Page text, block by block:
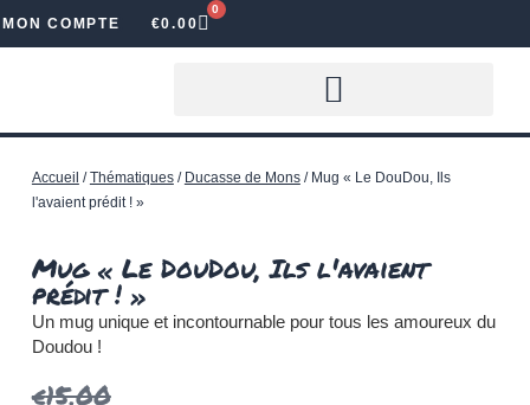
MON COMPTE €0.00
0
Accueil /Thématiques/ Ducasse de Mons/ Mug « Le DouDou, Ils
l'avaient prédit ! »
Mug « Le DouDou, Ils l'avaient
prédit ! »
Un mug unique et incontournablepour tous les amoureux du
Doudou!
€15.00